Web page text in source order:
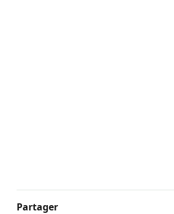
Partager